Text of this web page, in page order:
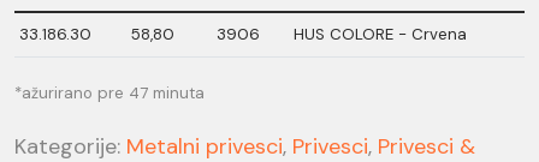
33.186.30 58,80 3906 HUS COLORE - Crvena
*ažurirano pre 47 minuta
Kategorije: Metalni privesci, Privesci, Privesci &